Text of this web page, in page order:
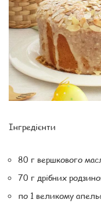
Інгредієнти
80 г вершкового
70 г дрібних
по 1 великому